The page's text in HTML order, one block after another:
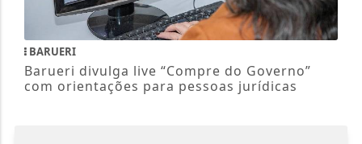
BARUERI
Barueri divulga live “Compre do Governo”
com orientações para pessoas jurídicas